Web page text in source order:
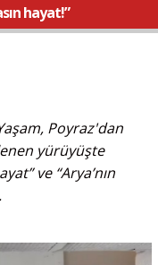
hayat!”
Poyraz'dan
yürüyüşte
ve “Arya’nın